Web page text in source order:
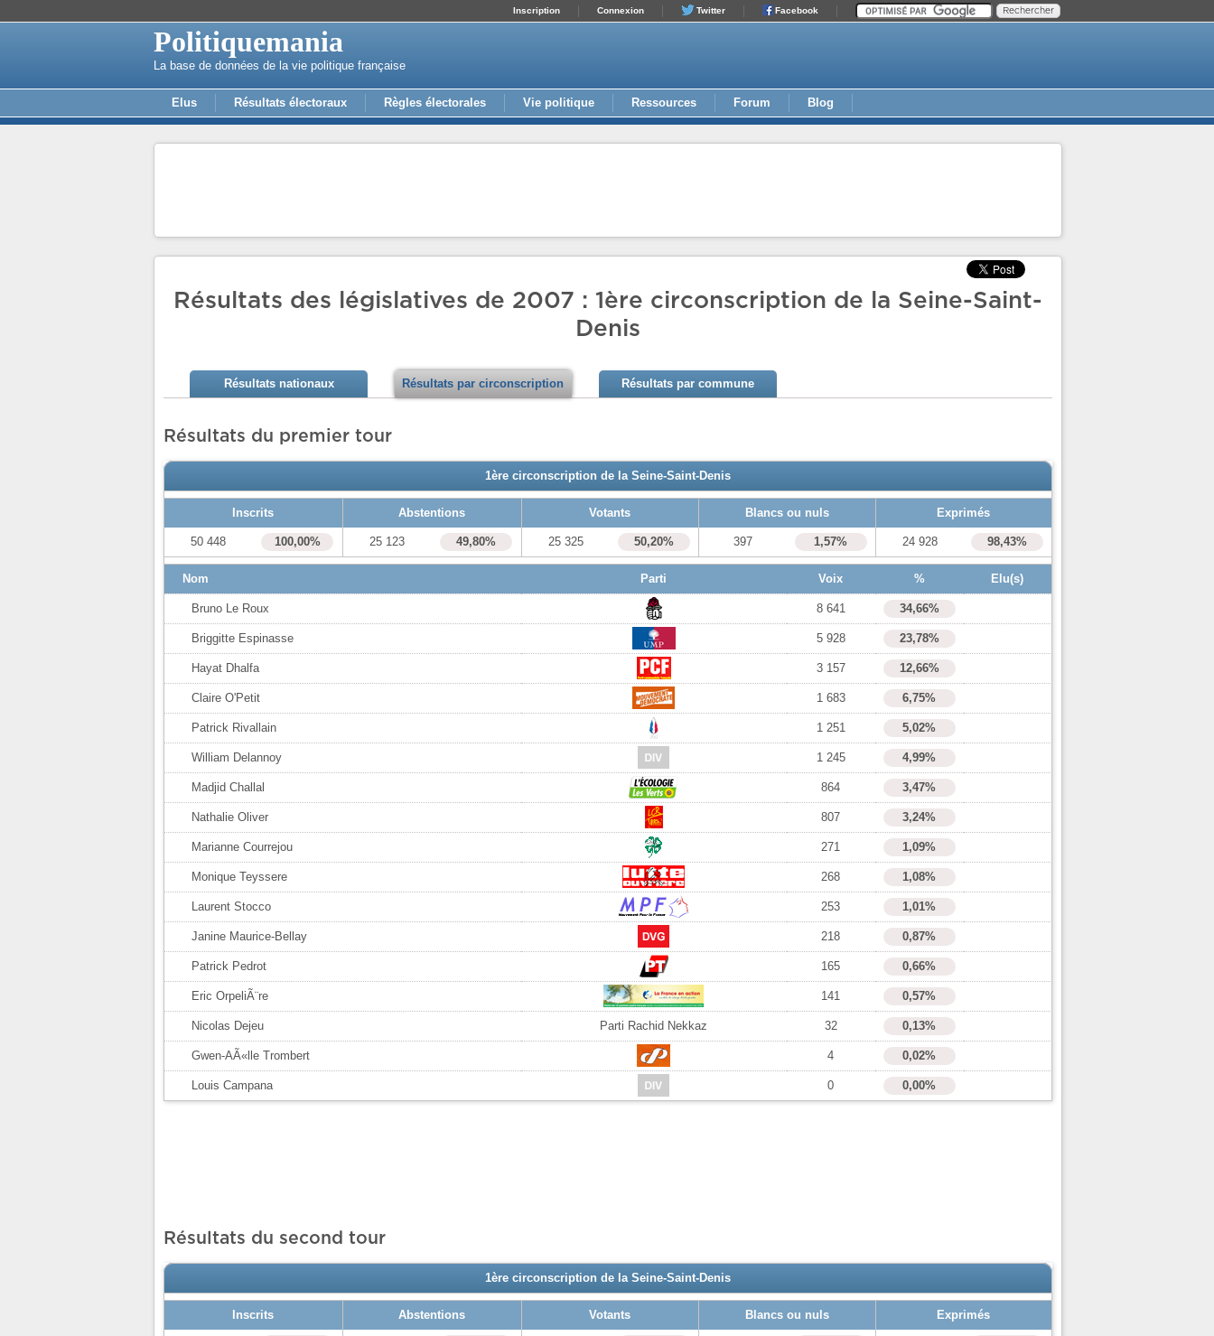
Facebook
Twitter
Connexion
Inscription
Politiquemania
La base de données de la vie politique française
Elus Résultats électoraux Règles électorales Vie politique Ressources Forum Blog
Résultats des législatives de 2007 : 1ère circonscription de la Seine-Saint-
Denis
Résultats nationaux Résultats par circonscription Résultats par commune
Résultats du premier tour
1ère circonscription de la Seine-Saint-Denis
Inscrits Abstentions Votants Blancs ou nuls Exprimés
50 448 100,00% 25 123 49,80% 25 325 50,20% 397 1,57% 24 928 98,43%
Nom Parti Voix % Elu(s)
Bruno Le Roux 8 641 34,66%
Briggitte Espinasse 5 928 23,78%
Hayat Dhalfa 3 157 12,66%
Claire O'Petit 1 683 6,75%
Patrick Rivallain 1 251 5,02%
William Delannoy 1 245 4,99%
Madjid Challal 864 3,47%
Nathalie Oliver 807 3,24%
Marianne Courrejou 271 1,09%
Monique Teyssere 268 1,08%
Laurent Stocco 253 1,01%
Janine Maurice-Bellay 218 0,87%
Patrick Pedrot 165 0,66%
Eric OrpeliÃ¨re 141 0,57%
Nicolas Dejeu Parti Rachid Nekkaz 32 0,13%
Gwen-AÃ«lle Trombert 4 0,02%
Louis Campana 0 0,00%
Résultats du second tour
1ère circonscription de la Seine-Saint-Denis
Inscrits Abstentions Votants Blancs ou nuls Exprimés